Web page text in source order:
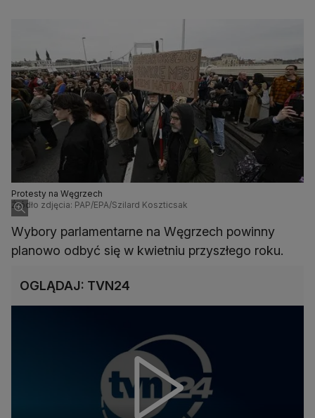
Protesty na Węgrzech
Źródło zdjęcia: PAP/EPA/Szilard Koszticsak
Wybory parlamentarne na Węgrzech powinny
planowo odbyć się w kwietniu przyszłego roku.
OGLĄDAJ: TVN24